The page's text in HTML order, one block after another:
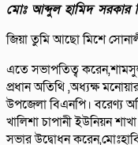
মোঃ আব্দুল হামিদ সরকার
জিয়া তুমি আছো মিশে
এতে সভাপতিত্ব
প্রধান অতিথি ,অধ্যক্ষ
উপজেলা বিএনপি। বরেণ্য
খালিশা চাপানী ইউনিয়ন
সভার উদ্বোধন